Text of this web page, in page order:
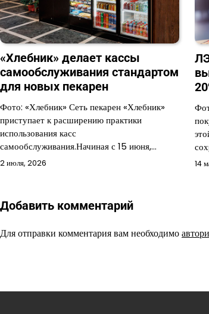
«Хлебник» делает кассы
самообслуживания стандартом
для новых пекарен
Фото: «Хлебник» Сеть пекарен «Хлебник»
приступает к расширению практики
использования касс
самообслуживания.Начиная с 15 июня,…
2 июля, 2026 14
Добавить комментарий
Для отправки комментария вам необходимо